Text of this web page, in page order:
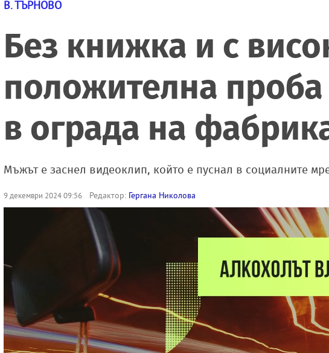
В. ТЪРНОВО
Без книжка и с
положителна проба
в ограда на
Мъжът е заснел видеоклип, който е пуснал в социалните
9 декември 2024 09:56 Редактор: Гергана Николова